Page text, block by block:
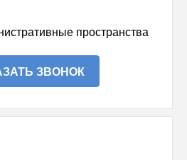
пространства
ЗВОНОК